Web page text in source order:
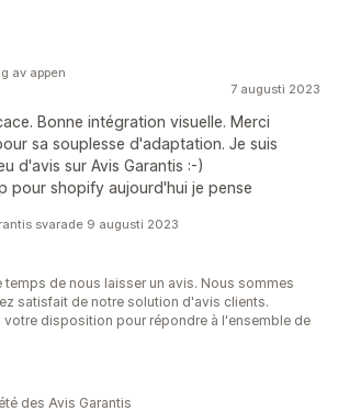
7 augusti 2023
Bonne intégration visuelle. Merci
sa souplesse d'adaptation. Je suis
d'avis sur Avis Garantis :-)
pour shopify aujourd'hui je pense
av appen
svarade 9 augusti 2023
temps de nous laisser un avis. Nous sommes
satisfait de notre solution d'avis clients.
votre disposition pour répondre à l'ensemble de
des Avis Garantis